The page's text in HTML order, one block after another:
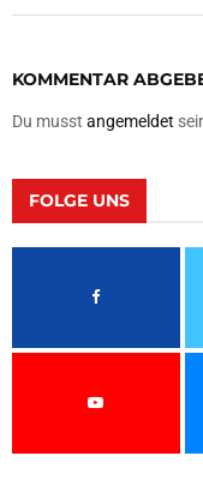
KOMMENTAR
Du musst angemeldet
FOLGE UNS